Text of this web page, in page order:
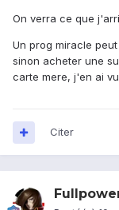
On verra ce que
Un prog miracle
sinon acheter une
carte mere, j'en ai
Citer